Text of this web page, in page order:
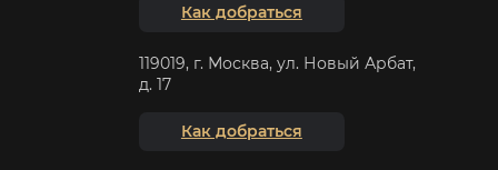
Как добраться
119019, г. Москва, ул. Новый Арбат,
д. 17
Как добраться